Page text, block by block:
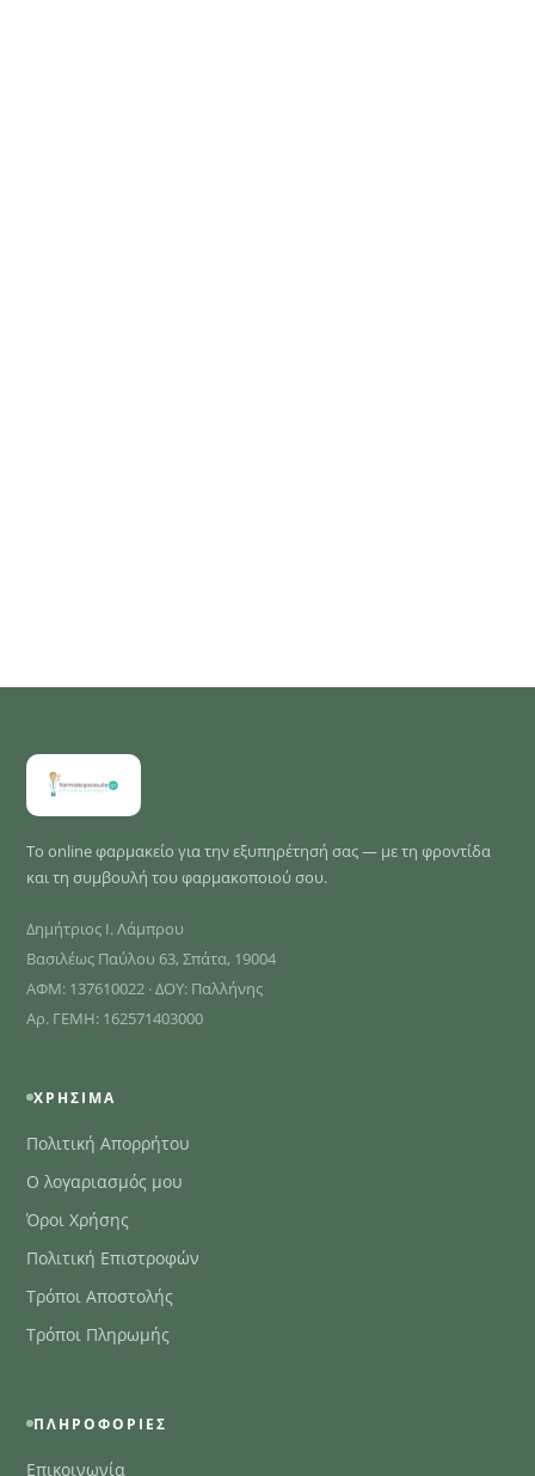
Το online φαρμακείο για την εξυπηρέτησή σας — με τη φροντίδα
και τη συμβουλή του φαρμακοποιού σου.
Δημήτριος Ι. Λάμπρου
Βασιλέως Παύλου 63, Σπάτα, 19004
ΑΦΜ: 137610022 · ΔΟΥ: Παλλήνης
Αρ. ΓΕΜΗ: 162571403000
ΧΡΉΣΙΜΑ
Πολιτική Απορρήτου
Ο λογαριασμός μου
Όροι Χρήσης
Πολιτική Επιστροφών
Τρόποι Αποστολής
Τρόποι Πληρωμής
ΠΛΗΡΟΦΟΡΊΕΣ
Επικοινωνία